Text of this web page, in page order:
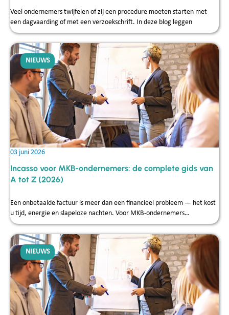
Veel ondernemers twijfelen of zij een procedure moeten starten met
een dagvaarding of met een verzoekschrift. In deze blog leggen
NIEUWS
03 juni 2026
Incasso voor MKB-ondernemers: de complete gids van
A tot Z (2026)
Een onbetaalde factuur is meer dan een financieel probleem — het kost
u tijd, energie en slapeloze nachten. Voor MKB-ondernemers…
NIEUWS